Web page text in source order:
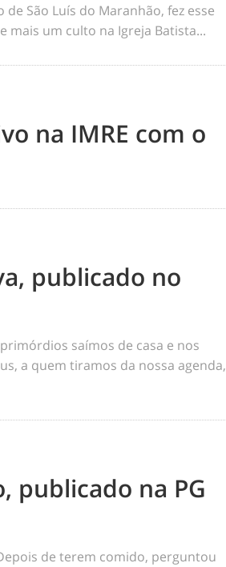
São Luís do Maranhão, fez esse
um culto na Igreja Batista...
na IMRE com o
publicado no
saímos de casa e nos
a quem tiramos da nossa agenda,
publicado na PG
de terem comido, perguntou